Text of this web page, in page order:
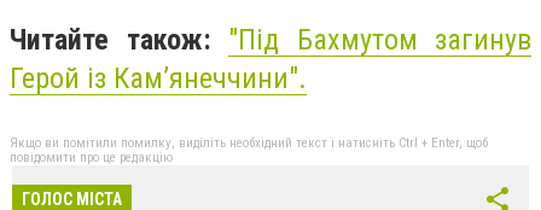
Читайте також: "Під Бахмутом загинув
Герой із Кам’янеччини".
Якщо ви помітили помилку, виділіть необхідний текст і натисніть Ctrl + Enter, щоб
повідомити про це редакцію
ГОЛОС МІСТА